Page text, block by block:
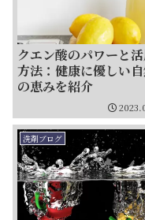
クエン酸のパワーと
方法：健康に優しい
の恵みを紹介
洗剤ブログ